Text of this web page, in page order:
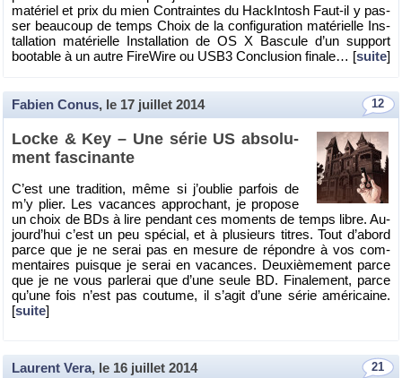
ma­té­riel et prix du mien Contraintes du Ha­ckIn­tosh Faut-il y pas­
ser beau­coup de temps Choix de la confi­gu­ra­tion ma­té­rielle Ins­
tal­la­tion ma­té­rielle Ins­tal­la­tion de OS X Bas­cule d’un sup­port
boo­table à un autre Fi­re­Wire ou USB3 Conclu­sion fi­nale… [suite]
12
Fabien Conus, le 17 juillet 2014
Locke & Key – Une série US ab­so­lu­
ment fas­ci­nante
C’est une tra­di­tion, même si j’ou­blie par­fois de
m’y plier. Les va­cances ap­pro­chant, je pro­pose
un choix de BDs à lire pen­dant ces mo­ments de temps libre. Au­
jour­d’hui c’est un peu spé­cial, et à plu­sieurs titres. Tout d’abord
parce que je ne serai pas en me­sure de ré­pondre à vos com­
men­taires puisque je serai en va­cances. Deuxiè­me­ment parce
que je ne vous par­le­rai que d’une seule BD. Fi­na­le­ment, parce
qu’une fois n’est pas cou­tume, il s’agit d’une série amé­ri­caine.
[suite]
21
Laurent Vera, le 16 juillet 2014